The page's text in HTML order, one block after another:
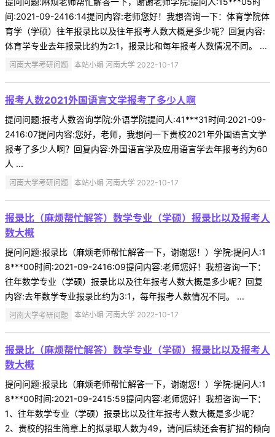
间:2021-09-2416:14提问内容:老师您好！我想咨询一下：体育学院体
育学（学硕）往年报录比以及往年报考人数大概是多少呢？回复内容:
体育学专业去年报录比约为2:1，报录比和每年报考人数情况不同。 ...
河南大学考研问题 本站小编 河南大学 2022-10-17
报考人数2021外国语言文学报考了多少人啊
提问问题:报考人数咨询学院:外语学院提问人:41***31时间:2021-09-
2416:07提问内容:您好，老师，我想问一下贵校2021年外国语言文学
报考了多少人啊？回复内容:外国语言学及应用语言学去年报考约为60
人 ...
河南大学考研问题 本站小编 河南大学 2022-10-17
报录比（麻烦帮忙解答）数学专业（学硕）报录比以及报考人
数大概
提问问题:报录比（麻烦老师帮忙解答一下，谢谢您！）学院:提问人:1
8***00时间:2021-09-2416:09提问内容:老师您好！我想咨询一下：
往年数学专业（学硕）报录比以及往年报考人数大概是多少呢？回复
内容:去年数学专业报录比约为3:1，每年报考人数情况不同。 ...
河南大学考研问题 本站小编 河南大学 2022-10-17
报录比（麻烦帮忙解答）数学专业（学硕）报录比以及报考人
数大概
提问问题:报录比（麻烦老师帮忙解答一下，谢谢您！）学院:提问人:1
8***00时间:2021-09-2415:59提问内容:老师您好！我想咨询一下：
1、往年数学专业（学硕）报录比以及往年报考人数大概是多少呢？
2、贵校的招生简章上的拟录取人数为49，请问后续还会有扩招的倾向